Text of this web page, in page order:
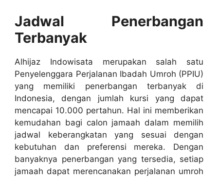
Jadwal Penerbangan
Terbanyak
Alhijaz Indowisata merupakan salah satu
Penyelenggara Perjalanan Ibadah Umroh (PPIU)
yang memiliki penerbangan terbanyak di
Indonesia, dengan jumlah kursi yang dapat
mencapai 10.000 pertahun. Hal ini memberikan
kemudahan bagi calon jamaah dalam memilih
jadwal keberangkatan yang sesuai dengan
kebutuhan dan preferensi mereka. Dengan
banyaknya penerbangan yang tersedia, setiap
jamaah dapat merencanakan perjalanan umroh